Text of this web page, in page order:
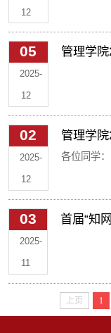
院具体安排
12
读博士学
博士学位
在学校研
生招生工
学院...
05
2025-
12
管理学
02
2025-
12
管理学
公示
各位同学
试已全部
话：
03
2025-
11
首届“知
上页 1